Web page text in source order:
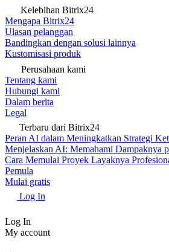
Kelebihan Bitrix24
Mengapa Bitrix24
Ulasan pelanggan
Bandingkan dengan solusi lainnya
Kustomisasi produk
Perusahaan kami
Tentang kami
Hubungi kami
Dalam berita
Legal
Terbaru dari Bitrix24
Peran AI dalam Meningkatkan Strategi
Menjelaskan AI: Memahami Dampaknya
Cara Memulai Proyek Layaknya
Pemula
Mulai gratis
Log In
Log In
My account